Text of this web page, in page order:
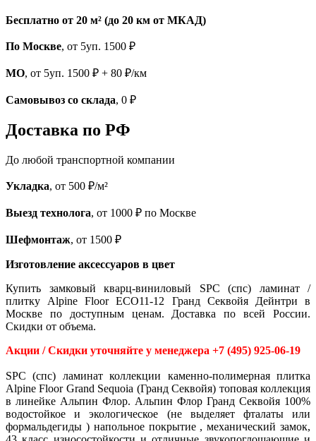
Бесплатно от 20 м² (до 20 км от МКАД)
По Москве, от 5уп. 1500 ₽
МО, от 5уп. 1500 ₽ + 80 ₽/км
Самовывоз со склада, 0 ₽
Доставка по РФ
До любой транспортной компании
Укладка, от 500 ₽/м²
Выезд технолога, от 1000 ₽ по Москве
Шефмонтаж, от 1500 ₽
Изготовление аксессуаров в цвет
Купить замковый кварц-виниловый SPC (спс) ламинат /
плитку Alpine Floor ECO11-12 Гранд Секвойя Дейнтри в
Москве по доступным ценам. Доставка по всей России.
Скидки от объема.
Акции / Скидки уточняйте у менеджера +7 (495) 925-06-19
SPC (спс) ламинат коллекции каменно-полимерная плитка
Alpine Floor Grand Sequoia (Гранд Секвойя) топовая коллекция
в линейке Альпин Флор. Альпин Флор Гранд Секвойя 100%
водостойкое и экологическое (не выделяет фталаты или
формальдегиды ) напольное покрытие , механический замок,